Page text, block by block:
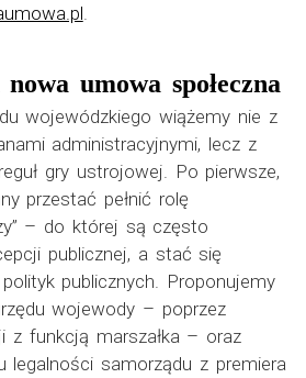
umowa społeczna
wojewódzkiego wiążemy nie z
administracyjnymi, lecz z
gry ustrojowej. Po pierwsze,
przestać pełnić rolę
– do której są często
publicznej, a stać się
publicznych. Proponujemy
wojewody – poprzez
z funkcją marszałka – oraz
legalności samorządu z premiera